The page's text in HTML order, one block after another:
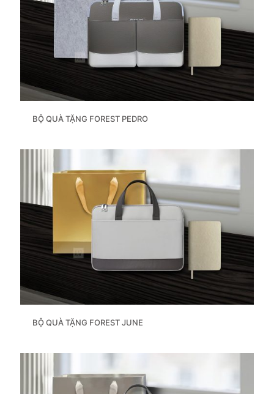
BỘ QUÀ TẶNG FOREST PEDRO
BỘ QUÀ TẶNG FOREST JUNE